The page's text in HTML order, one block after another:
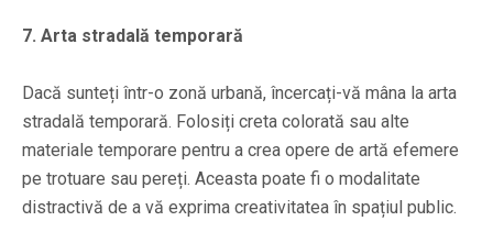
7. Arta stradală temporară
Dacă sunteți într-o zonă urbană, încercați-vă mâna la arta
stradală temporară. Folosiți creta colorată sau alte
materiale temporare pentru a crea opere de artă efemere
pe trotuare sau pereți. Aceasta poate fi o modalitate
distractivă de a vă exprima creativitatea în spațiul public.